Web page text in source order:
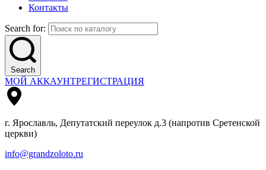
Контакты
Search for:
Search
МОЙ АККАУНТРЕГИСТРАЦИЯ
г. Ярославль, Депутатский переулок д.3 (напротив Сретенской
церкви)
info@grandzoloto.ru